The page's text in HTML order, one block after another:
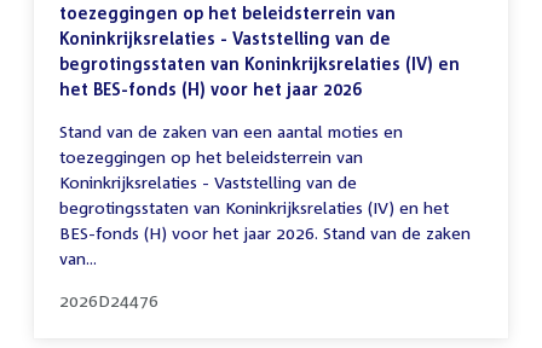
toezeggingen op het beleidsterrein van
Koninkrijksrelaties - Vaststelling van de
begrotingsstaten van Koninkrijksrelaties (IV) en
het BES-fonds (H) voor het jaar 2026
Stand van de zaken van een aantal moties en
toezeggingen op het beleidsterrein van
Koninkrijksrelaties - Vaststelling van de
begrotingsstaten van Koninkrijksrelaties (IV) en het
BES-fonds (H) voor het jaar 2026. Stand van de zaken
van...
2026D24476